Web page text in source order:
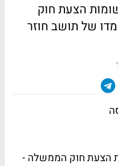
ברשומות הצעת חוק
של תושב חוזר
ברשומות הצעת חוק הממשלה -